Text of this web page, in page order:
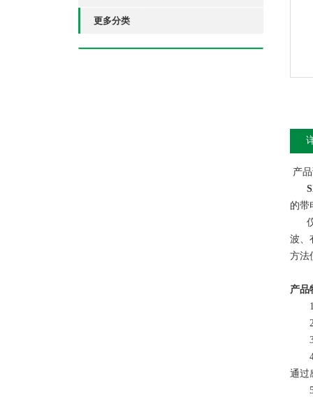
更多分类
产
的带
仪
波、
方法
产品
1
2、
3、
4、
通过
5、